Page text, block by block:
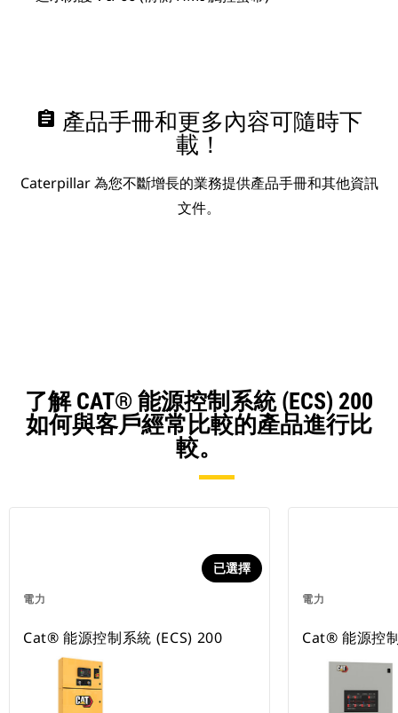
assignment 產品手冊和更多內容可隨時下
載！
Caterpillar 為您不斷增長的業務提供產品手冊和其他資訊
文件。
了解 CAT® 能源控制系統 (ECS) 200
如何與客戶經常比較的產品進行比
較。
電力
已選擇
Cat® 能源控制系統 (ECS) 200
電力
Cat® 能源控